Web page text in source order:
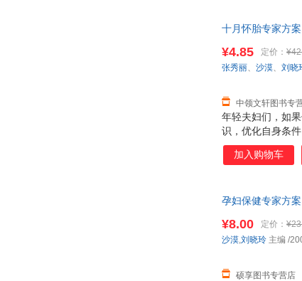
十月怀胎专家方
年轻夫妇们，如
识，优化自身条
容丰富，选材新
方法。力求对年
¥4.85 定价：
中领文轩图书专
张秀丽、 沙漠、 刘晓
加入购物车
孕妇保健专家方
¥8.00 定价：
硕享图书专营店
沙漠,刘晓玲 主编 /